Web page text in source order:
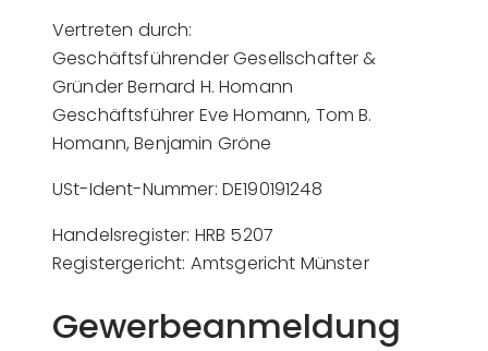
Vertreten durch:
Geschäftsführender Gesellschafter &
Gründer Bernard H. Homann
Geschäftsführer Eve Homann, Tom B.
Homann, Benjamin Gröne
USt-Ident-Nummer: DE190191248
Handelsregister: HRB 5207
Registergericht: Amtsgericht Münster
Gewerbeanmeldung